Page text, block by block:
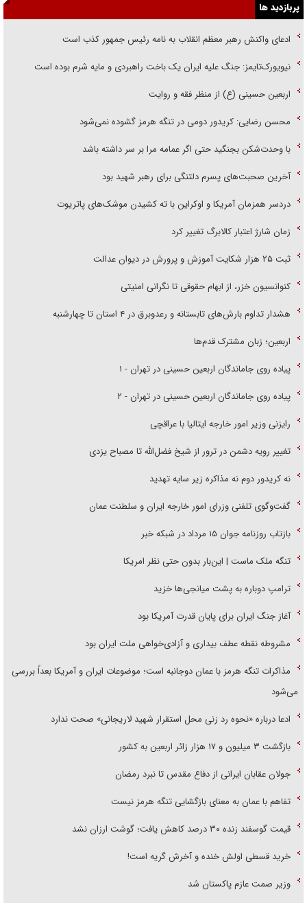
پربازدید ها
ادعای واکنش رهبر معظم انقلاب به نامه رئیس جمهور کذب است
نیویورک‌تایمز: جنگ علیه ایران یک باخت راهبردی و مایه شرم بوده است
اربعین حسینی (ع) از منظر فقه و روایت
محسن رضایی: کریدور دومی در تنگه هرمز گشوده نمی‌شود
با وحدت‌شکن بجنگید حتی اگر عمامه مرا بر سر داشته باشد
آخرین صحبت‌های پسرم دلتنگی برای رهبر شهید بود
دردسر همزمان آمریکا و اوکراین با ته کشیدن موشک‌های پاتریوت
زمان شارژ اعتبار کالابرگ تغییر کرد
ثبت ۲۵ هزار شکایت آموزش و پرورش در دیوان عدالت
کنوانسیون خزر، از ابهام حقوقی تا نگرانی امنیتی
هشدار تداوم بارش‌های تابستانه و رعدوبرق در ۴ استان تا چهارشنبه
اربعین؛ زبان مشترک قدم‌ها
پیاده روی جاماندگان اربعین حسینی در تهران - ۱
پیاده روی جاماندگان اربعین حسینی در تهران - ۲
رایزنی وزیر امور خارجه ایتالیا با عراقچی
تغییر رویه دشمن در ترور از شیخ فضل‌الله تا مصباح یزدی
نه کریدور دوم نه مذاکره زیر سایه تهدید
گفت‌وگوی تلفنی وزرای امور خارجه ایران و سلطنت عمان
بازتاب روزنامه جوان ۱۵ مرداد در شبکه خبر
تنگه ملک ماست | این‌بار بدون حتی نظر امریکا
ترامپ دوباره به پشت میانجی‌ها خزید
آغاز جنگ ایران برای پایان قدرت آمریکا بود
مشروطه نقطه عطف بیداری و آزادی‌خواهی ملت ایران بود
مذاکرات تنگه هرمز با عمان دوجانبه است؛ موضوعات ایران و آمریکا بعداً بررسی
می‌شود
ادعا درباره «نحوه رد زنی محل استقرار شهید لاریجانی» صحت ندارد
بازگشت ۳ میلیون و ۱۷ هزار زائر اربعین به کشور
جولان عقابان ایرانی از دفاع مقدس تا نبرد رمضان
تفاهم با عمان به معنای بازگشایی تنگه هرمز نیست
قیمت گوسفند زنده ۳۰ درصد کاهش یافت؛ گوشت ارزان نشد
خرید قسطی اولش خنده و آخرش گریه است!
وزیر صمت عازم پاکستان شد